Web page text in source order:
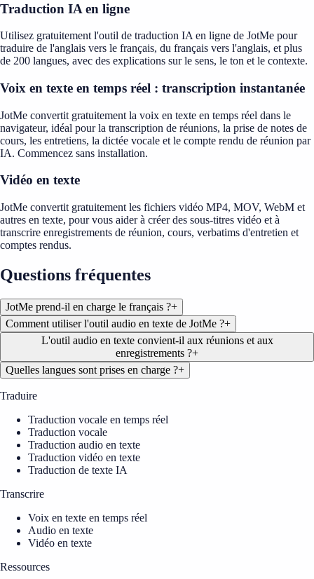
Traduction IA en ligne
Utilisez gratuitement l'outil de traduction IA en ligne de JotMe pour
traduire de l'anglais vers le français, du français vers l'anglais, et plus
de 200 langues, avec des explications sur le sens, le ton et le contexte.
Voix en texte en temps réel : transcription instantanée
JotMe convertit gratuitement la voix en texte en temps réel dans le
navigateur, idéal pour la transcription de réunions, la prise de notes de
cours, les entretiens, la dictée vocale et le compte rendu de réunion par
IA. Commencez sans installation.
Vidéo en texte
JotMe convertit gratuitement les fichiers vidéo MP4, MOV, WebM et
autres en texte, pour vous aider à créer des sous-titres vidéo et à
transcrire enregistrements de réunion, cours, verbatims d'entretien et
comptes rendus.
Questions fréquentes
JotMe prend-il en charge le français ?+
Comment utiliser l'outil audio en texte de JotMe ?+
L'outil audio en texte convient-il aux réunions et aux
enregistrements ?+
Quelles langues sont prises en charge ?+
Traduire
Traduction vocale en temps réel
Traduction vocale
Traduction audio en texte
Traduction vidéo en texte
Traduction de texte IA
Transcrire
Voix en texte en temps réel
Audio en texte
Vidéo en texte
Ressources